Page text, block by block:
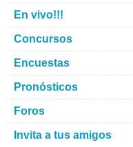
En vivo!!!
Concursos
Encuestas
Pronósticos
Foros
Invita a tus amigos